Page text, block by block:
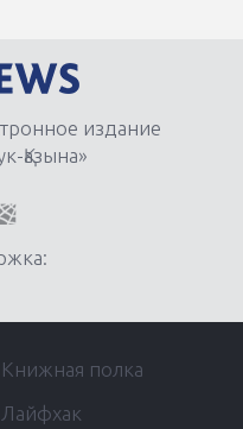
издание
Қазына»
Книжная полка
Лайфхак